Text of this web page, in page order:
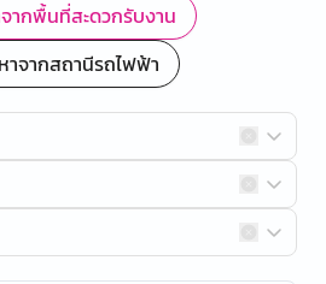
ากพื้นที่สะดวกรับงาน
าจากสถานีรถไฟฟ้า